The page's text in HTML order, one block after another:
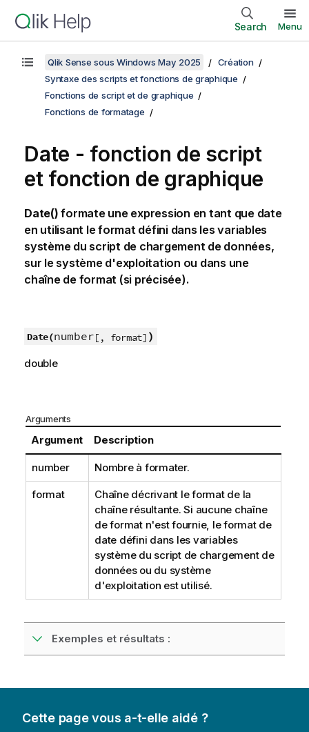
Search Menu
Qlik Sense sous Windows May 2025
Création
Syntaxe des scripts et fonctions de graphique
Fonctions de script et de graphique
Fonctions de formatage
Date - fonction de script
et fonction de graphique
Date() formate une expression en tant que date
en utilisant le format défini dans les variables
système du script de chargement de données,
sur le système d'exploitation ou dans une
chaîne de format (si précisée).
Date(number[, format] )
double
Arguments
Argument Description
number Nombre à formater.
format
Chaîne décrivant le format de la
chaîne résultante. Si aucune chaîne
de format n'est fournie, le format de
date défini dans les variables
système du script de chargement de
données ou du système
d'exploitation est utilisé.
Exemples et résultats :
Cette page vous a-t-elle aidé ?